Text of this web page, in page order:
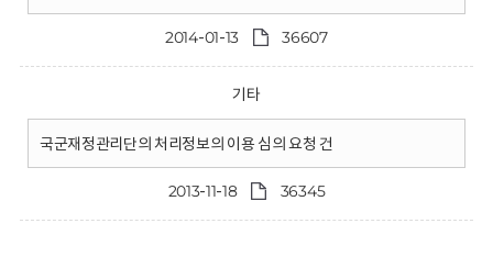
2014-01-13 36607
기타
국군재정관리단의 처리정보의 이용 심의 요청 건
2013-11-18 36345